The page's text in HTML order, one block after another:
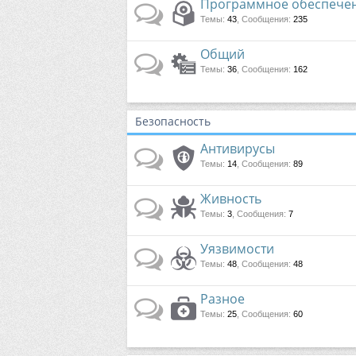
Программное
Темы: 43 Сообщения: 235
Общий
Темы: 36 Сообщения: 162
Безопасность
Антивирусы
Темы: 14 Сообщения: 89
Живность
Темы: 3 Сообщения: 7
Уязвимости
Темы: 48 Сообщения: 48
Разное
Темы: 25 Сообщения: 60